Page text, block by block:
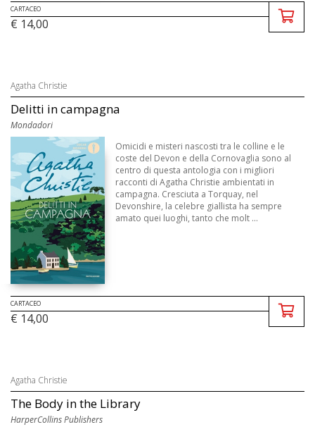
CARTACEO
€ 14,00
Agatha Christie
Delitti in campagna
Mondadori
Omicidi e misteri nascosti tra le colline e le
coste del Devon e della Cornovaglia sono al
centro di questa antologia con i migliori
racconti di Agatha Christie ambientati in
campagna. Cresciuta a Torquay, nel
Devonshire, la celebre giallista ha sempre
amato quei luoghi, tanto che molt ...
CARTACEO
€ 14,00
Agatha Christie
The Body in the Library
HarperCollins Publishers